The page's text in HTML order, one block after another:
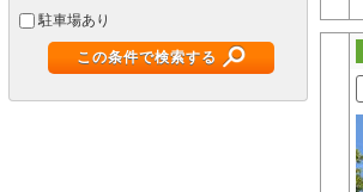
駐車場あり
この条件で検索する